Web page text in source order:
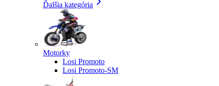
Ďalšia kategória
Motorky
Losi Promoto
Losi Promoto-SM